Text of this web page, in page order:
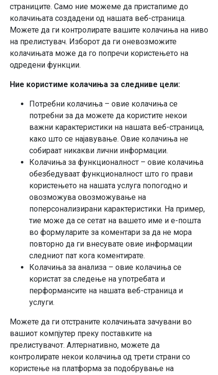
страниците. Само ние можеме да пристапиме до
колачињата создадени од нашата веб-страница.
Можете да ги контролирате вашите колачиња на ниво
на прелистувач. Изборот да ги оневозможите
колачињата може да го попречи користењето на
одредени функции.
Ние користиме колачиња за следниве цели:
Потребни колачиња – овие колачиња се
потребни за да можете да користите некои
важни карактеристики на нашата веб-страница,
како што се најавување. Овие колачиња не
собираат никакви лични информации.
Колачиња за функционалност – овие колачиња
обезбедуваат функционалност што го прави
користењето на нашата услуга попогодно и
овозможува овозможување на
поперсонализирани карактеристики. На пример,
тие може да се сетат на вашето име и е-пошта
во формуларите за коментари за да не мора
повторно да ги внесувате овие информации
следниот пат кога коментирате.
Колачиња за анализа – овие колачиња се
користат за следење на употребата и
перформансите на нашата веб-страница и
услуги.
Можете да ги отстраните колачињата зачувани во
вашиот компјутер преку поставките на
прелистувачот. Алтернативно, можете да
контролирате некои колачиња од трети страни со
користење на платформа за подобрување на